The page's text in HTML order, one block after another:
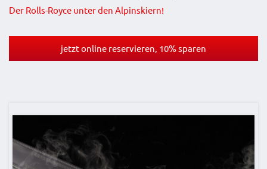
Der Rolls-Royce unter den Alpinskiern!
jetzt online reservieren, 10% sparen